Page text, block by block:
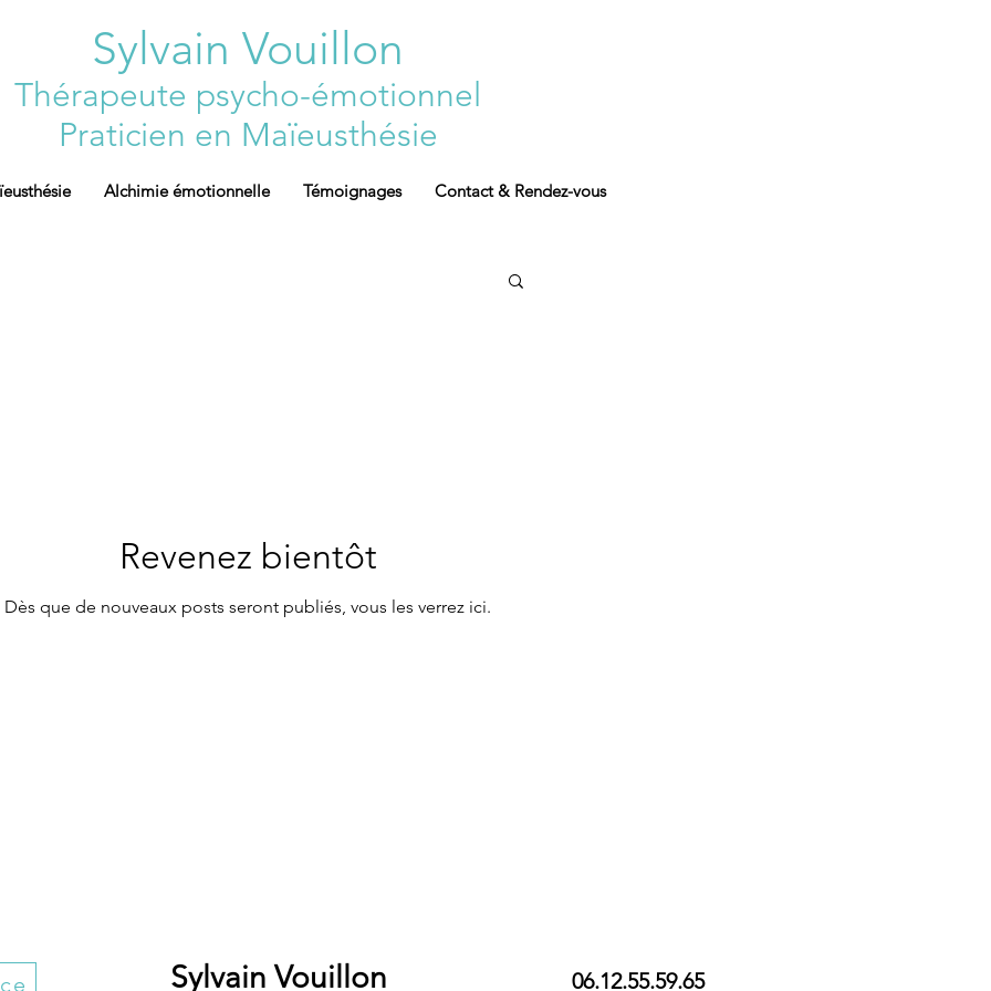
Sylvain Vouillon
Thérapeute psycho-émotionnel
Praticien en Maïeusthésie
Alchimie émotionnelle Témoignages Contact & Rendez-vous
Revenez bientôt
Dès que de nouveaux posts seront publiés, vous les verrez ici.
Sylvain Vouillon 06.12.55.59.65